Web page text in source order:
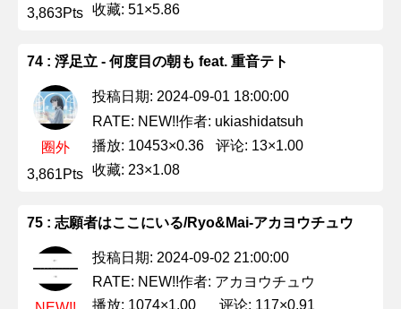
3,863Pts 收藏: 51×5.86
74 : 浮足立 - 何度目の朝も feat. 重音テト
圈外
3,861Pts
投稿日期: 2024-09-01 18:00:00
RATE: NEW!!作者: ukiashidatsuh
播放: 10453×0.36
评论: 13×1.00
收藏: 23×1.08
75 : 志願者はここにいる/Ryo&Mai-アカヨウチュウ
投稿日期: 2024-09-02 21:00:00
RATE: NEW!!作者: アカヨウチュウ
播放: 1074×1.00
评论: 117×0.91